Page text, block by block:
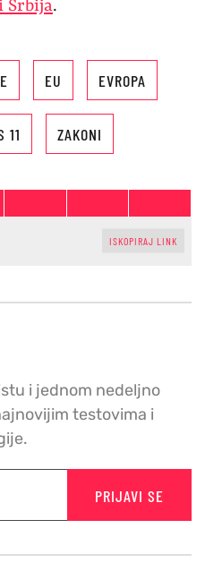
Srbija.
EU EVROPA
11 ZAKONI
ISKOPIRAJ LINK
i jednom nedeljno
testovima i
PRIJAVI SE